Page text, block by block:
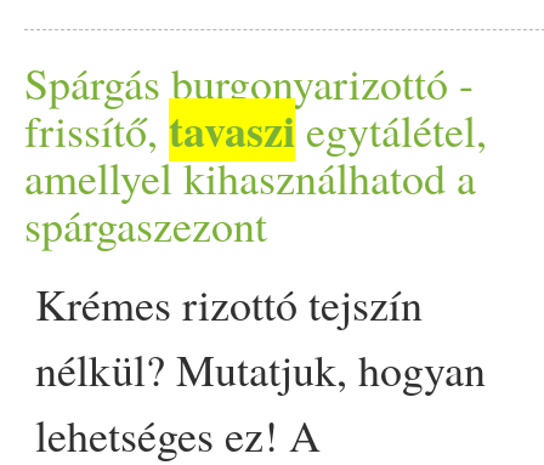
on Prove.
ugyanakkor okozhat
években ráadásul egyre
tavaszitüneteik nem
Későtavaszi
részben indokolatlanul
Spárgás burgonyarizottó -
frissítő, tavasziegytálétel,
amellyel kihasználhatod a
spárgaszezont
Krémes rizottó tejszín
nélkül? Mutatjuk, hogyan
lehetséges ez! A